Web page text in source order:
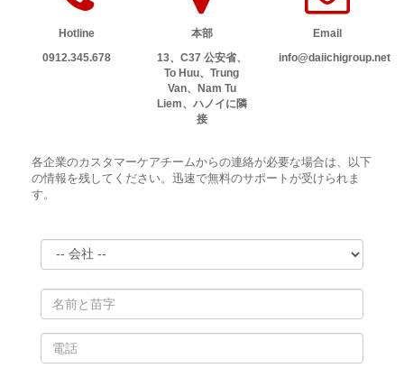
Hotline
0912.345.678
本部
13、C37 公安省、
To Huu、Trung
Van、Nam Tu
Liem、ハノイに隣
接
Email
info@daiichigroup.net
各企業のカスタマーケアチームからの連絡が必要な場合は、以下
の情報を残してください。迅速で無料のサポートが受けられま
す。